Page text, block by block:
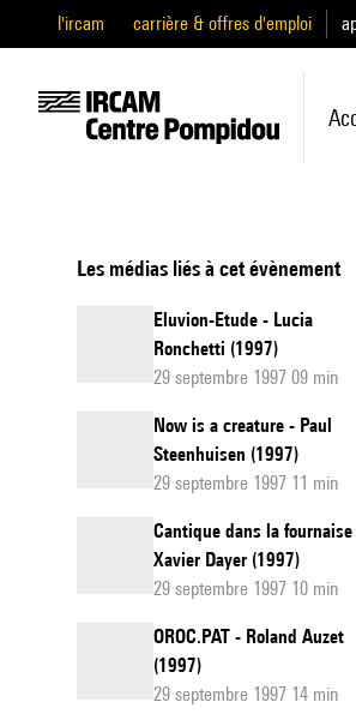
l'ircam carrière & offres d'emploi
Les médias liés à cet évènement
Eluvion-Etude - Lucia
Ronchetti (1997)
29 septembre 1997 09 min
Now is a creature - Paul
Steenhuisen (1997)
29 septembre 1997 11 min
Cantique dans la
Xavier Dayer (1997)
29 septembre 1997 10 min
OROC.PAT - Roland Auzet
(1997)
29 septembre 1997 14 min